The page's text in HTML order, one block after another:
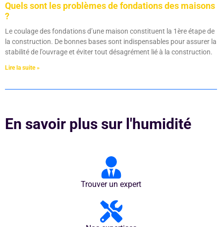
Quels sont les problèmes de fondations des maisons
?
Le coulage des fondations d’une maison constituent la 1ère étape de
la construction. De bonnes bases sont indispensables pour assurer la
stabilité de l’ouvrage et éviter tout désagrément lié à la construction.
Lire la suite »
En savoir plus sur l'humidité
Trouver un expert